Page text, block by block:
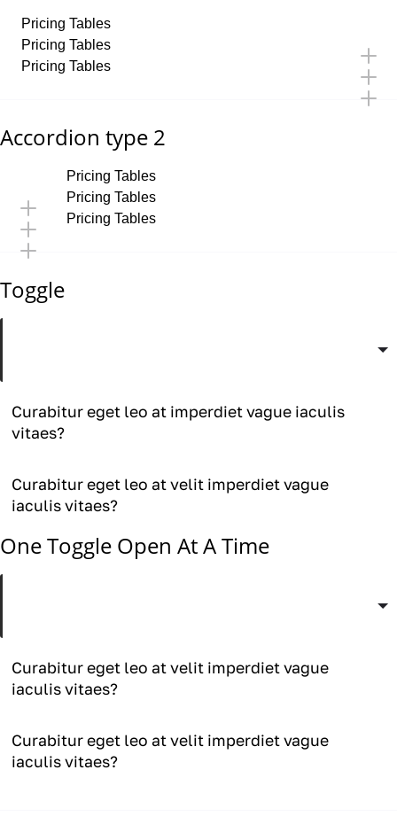
Pricing Tables
Pricing Tables
Pricing Tables
Accordion type 2
Pricing Tables
Pricing Tables
Pricing Tables
Toggle
Curabitur eget leo at imperdiet vague iaculis
vitaes?
Curabitur eget leo at velit imperdiet vague
iaculis vitaes?
One Toggle Open At A Time
Curabitur eget leo at velit imperdiet vague
iaculis vitaes?
Curabitur eget leo at velit imperdiet vague
iaculis vitaes?